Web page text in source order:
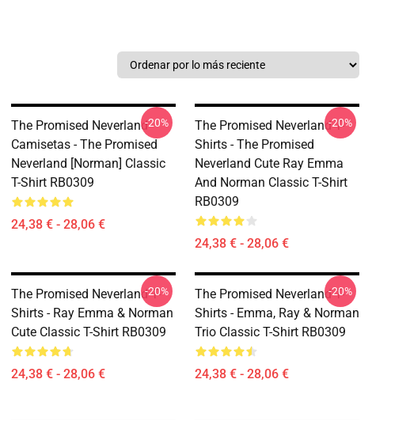
The Promised Neverland
Camisetas - The Promised
Neverland [Norman] Classic
T-Shirt RB0309
24,38 € - 28,06 €
-20%
The Promised Neverland T-
Shirts - The Promised
Neverland Cute Ray Emma
And Norman Classic T-Shirt
RB0309
24,38 € - 28,06 €
-20%
The Promised Neverland T-
Shirts - Ray Emma & Norman
Cute Classic T-Shirt RB0309
24,38 € - 28,06 €
-20%
The Promised Neverland T-
Shirts - Emma, Ray & Norman
Trio Classic T-Shirt RB0309
24,38 € - 28,06 €
-20%